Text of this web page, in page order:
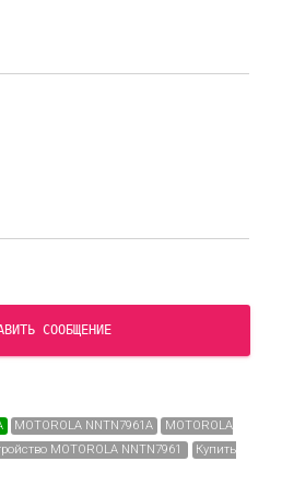
СООБЩЕНИЕ
MOTOROLA NNTN7961A
MOTOROLA
MOTOROLA NNTN7961
Купить